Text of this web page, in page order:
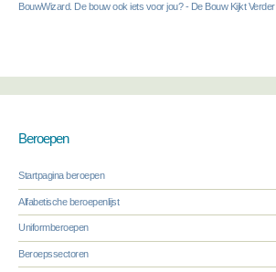
BouwWizard. De bouw ook iets voor jou? - De Bouw Kijkt Verder
Beroepen
Startpagina beroepen
Alfabetische beroepenlijst
Uniformberoepen
Beroepssectoren